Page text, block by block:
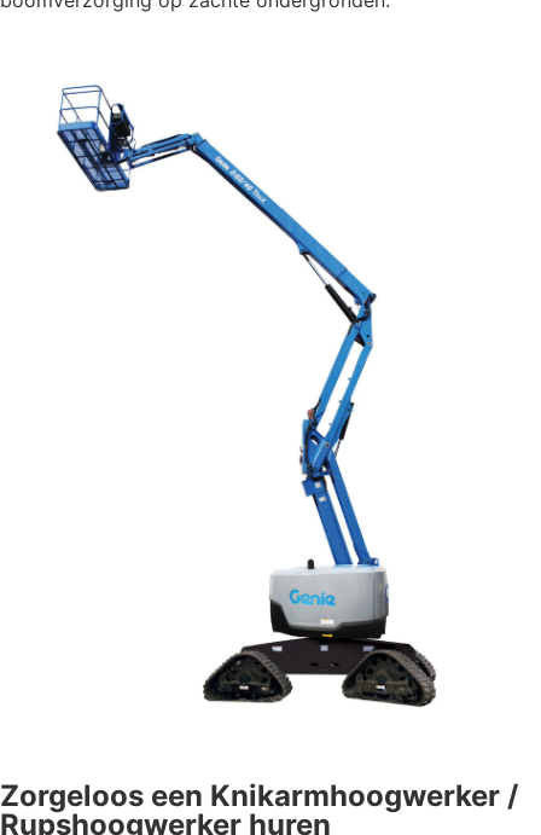
Zorgeloos een Knikarmhoogwerker /
Rupshoogwerker huren